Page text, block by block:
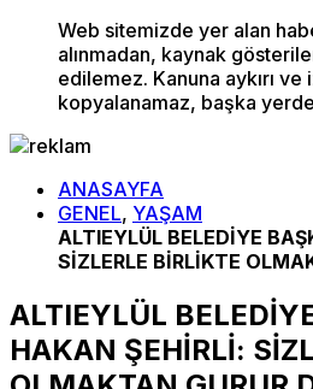
Web sitemizde yer alan
alınmadan, kaynak
edilemez. Kanuna aykırı
kopyalanamaz, başka
ANASAYFA
GENEL, YAŞAM
ALTIEYLÜL BELEDİYE
SİZLERLE BİRLİKTE
ALTIEYLÜL
HAKAN ŞEHİRLİ: